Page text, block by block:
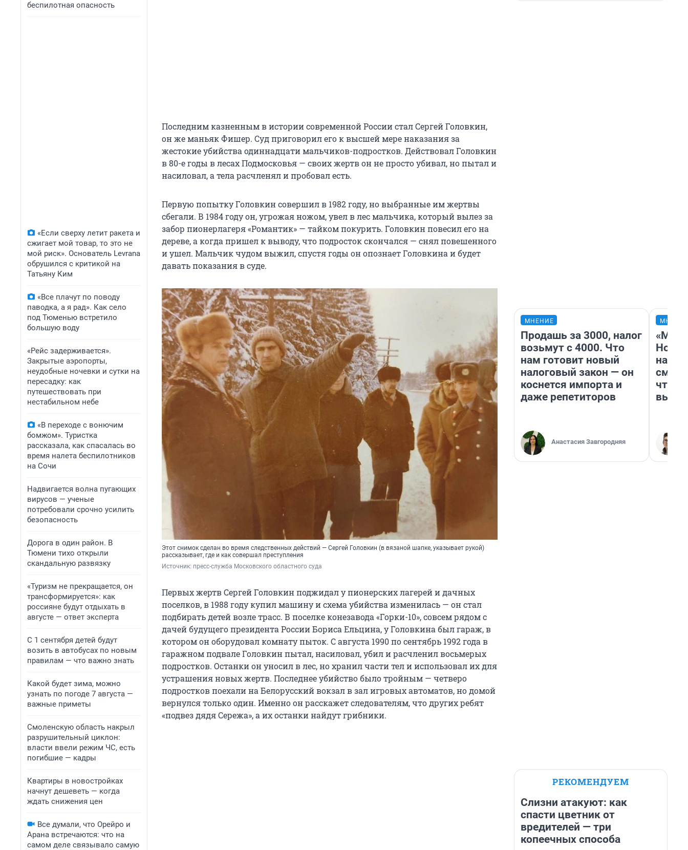
беспилотная опасность
«Если сверху летит ракета и
сжигает мой товар, то это не
мой риск». Основатель Levrana
обрушился с критикой на
Татьяну Ким
«Все плачут по поводу
паводка, а я рад». Как село
под Тюменью встретило
большую воду
«Рейс задерживается».
Закрытые аэропорты,
неудобные ночевки и сутки на
пересадку: как
путешествовать при
нестабильном небе
«В переходе с вонючим
бомжом». Туристка
рассказала, как спасалась во
время налета беспилотников
на Сочи
Надвигается волна пугающих
вирусов — ученые
потребовали срочно усилить
безопасность
Дорога в один район. В
Тюмени тихо открыли
скандальную развязку
«Туризм не прекращается, он
трансформируется»: как
россияне будут отдыхать в
августе — ответ эксперта
С 1 сентября детей будут
возить в автобусах по новым
правилам — что важно знать
Какой будет зима, можно
узнать по погоде 7 августа —
важные приметы
Смоленскую область накрыл
разрушительный циклон:
власти ввели режим ЧС, есть
погибшие — кадры
Квартиры в новостройках
начнут дешеветь — когда
ждать снижения цен
Все думали, что Орейро и
Арана встречаются: что на
самом деле связывало самую
Последним казненным в истории современной России стал Сергей Головкин,
он же маньяк Фишер. Суд приговорил его к высшей мере наказания за
жестокие убийства одиннадцати мальчиков-подростков. Действовал Головкин
в 80-е годы в лесах Подмосковья — своих жертв он не просто убивал, но пытал и
насиловал, а тела расчленял и пробовал есть.
Первую попытку Головкин совершил в 1982 году, но выбранные им жертвы
сбегали. В 1984 году он, угрожая ножом, увел в лес мальчика, который вылез за
забор пионерлагеря «Романтик» — тайком покурить. Головкин повесил его на
дереве, а когда пришел к выводу, что подросток скончался — снял повешенного
и ушел. Мальчик чудом выжил, спустя годы он опознает Головкина и будет
давать показания в суде.
Этот снимок сделан во время следственных действий — Сергей Головкин (в вязаной шапке, указывает рукой)
рассказывает, где и как совершал преступления
Источник: пресс-служба Московского областного суда
Первых жертв Сергей Головкин поджидал у пионерских лагерей и дачных
поселков, в 1988 году купил машину и схема убийства изменилась — он стал
подбирать детей возле трасс. В поселке конезавода «Горки-10», совсем рядом с
дачей будущего президента России Бориса Ельцина, у Головкина был гараж, в
котором он оборудовал комнату пыток. С августа 1990 по сентябрь 1992 года в
гаражном подвале Головкин пытал, насиловал, убил и расчленил восьмерых
подростков. Останки он уносил в лес, но хранил части тел и использовал их для
устрашения новых жертв. Последнее убийство было тройным — четверо
подростков поехали на Белорусский вокзал в зал игровых автоматов, но домой
вернулся только один. Именно он расскажет следователям, что других ребят
«подвез дядя Сережа», а их останки найдут грибники.
МНЕНИЕ
Продашь за 3000, налог
возьмут с 4000. Что
нам готовит новый
налоговый закон — он
коснется импорта и
даже репетиторов
Анастасия Завгородняя
«Мы
РЕКОМЕНДУЕМ
Слизни атакуют: как
спасти цветник от
вредителей — три
копеечных способа